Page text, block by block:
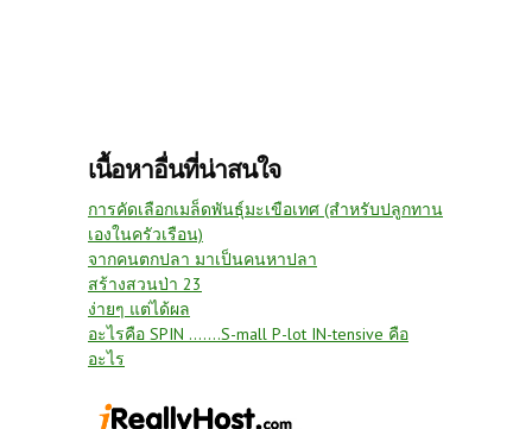
เนื้อหาอื่นที่น่าสนใจ
การคัดเลือกเมล็ดพันธุ์มะเขือเทศ (สำหรับปลูกทาน
เองในครัวเรือน)
จากคนตกปลา มาเป็นคนหาปลา
สร้างสวนป่า 23
ง่ายๆ แต่ได้ผล
อะไรคือ SPIN .......S-mall P-lot IN-tensive คือ
อะไร